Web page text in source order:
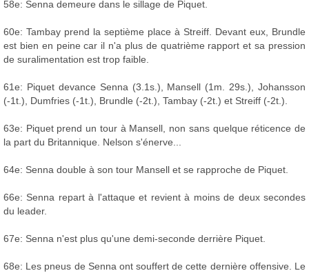
58e: Senna demeure dans le sillage de Piquet.
60e: Tambay prend la septième place à Streiff. Devant eux, Brundle
est bien en peine car il n'a plus de quatrième rapport et sa pression
de suralimentation est trop faible.
61e: Piquet devance Senna (3.1s.), Mansell (1m. 29s.), Johansson
(-1t.), Dumfries (-1t.), Brundle (-2t.), Tambay (-2t.) et Streiff (-2t.).
63e: Piquet prend un tour à Mansell, non sans quelque réticence de
la part du Britannique. Nelson s'énerve...
64e: Senna double à son tour Mansell et se rapproche de Piquet.
66e: Senna repart à l'attaque et revient à moins de deux secondes
du leader.
67e: Senna n'est plus qu'une demi-seconde derrière Piquet.
68e: Les pneus de Senna ont souffert de cette dernière offensive. Le